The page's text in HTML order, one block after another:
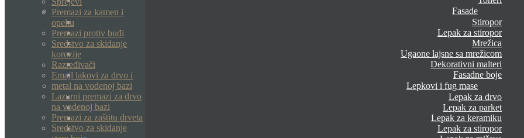
Fasade
Stiropor
Lepak za stiropor
Mrežica
Ugaone lajsne sa mrežicom
Dekorativni malteri
Fasadne boje
Lepkovi i fug mase
Lepak za drvo
Lepak za parket
Lepak za keramiku
Lepak za stiropor
Premazi za kamen i
opeku
Premazi protiv buđi
Sredstvo za skidanje
korozije
Razređivači
Emajl lakovi za drvo i
metal na vodenoj bazi
Lazurni premazi za drvo
na vodenoj bazi
Premazi za zaštitu drveta
Sredstvo za skidanje